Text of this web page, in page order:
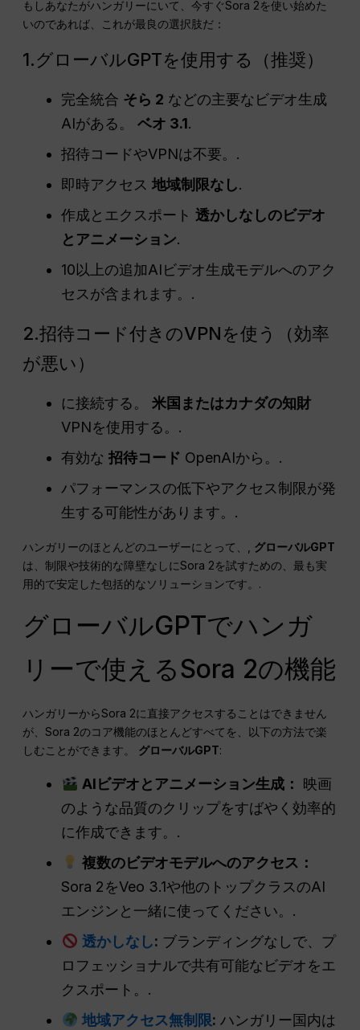
もしあなたがハンガリーにいて、今すぐSora 2を使い始めた
いのであれば、これが最良の選択肢だ：
1.グローバルGPTを使用する（推奨）
完全統合 そら 2 などの主要なビデオ生成
AIがある。ベオ 3.1.
招待コードやVPNは不要。.
即時アクセス地域制限なし.
作成とエクスポート透かしなしのビデオ
とアニメーション.
10以上の追加AIビデオ生成モデルへのアク
セスが含まれます。.
2.招待コード付きのVPNを使う（効率
が悪い）
に接続する。米国またはカナダの知財
VPNを使用する。.
有効な招待コード OpenAIから。.
パフォーマンスの低下やアクセス制限が発
生する可能性があります。.
ハンガリーのほとんどのユーザーにとって、, グローバルGPT
は、制限や技術的な障壁なしにSora 2を試すための、最も実
用的で安定した包括的なソリューションです。.
グローバルGPTでハンガ
リーで使えるSora 2の機能
ハンガリーからSora 2に直接アクセスすることはできません
が、Sora 2のコア機能のほとんどすべてを、以下の方法で楽
しむことができます。 グローバルGPT:
AIビデオとアニメーション生成：
映画
のような品質のクリップをすばやく効率的
に作成できます。.
複数のビデオモデルへのアクセス：
Sora 2をVeo 3.1や他のトップクラスのAI
エンジンと一緒に使ってください。.
透かしなし: ブランディングなしで、プ
ロフェッショナルで共有可能なビデオをエ
クスポート。.
地域アクセス無制限: ハンガリー国内は